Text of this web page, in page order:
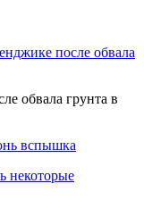
после обвала
обвала грунта в
вспышка
некоторые